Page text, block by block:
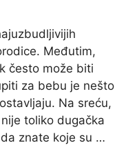
Međutim,
često može biti
za bebu je nešto
Na sreću,
toliko dugačka
znate koje su …